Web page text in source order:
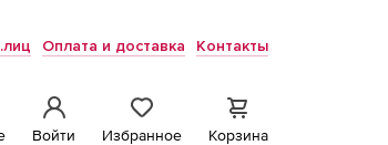
Оплата и доставка Контакты
Войти Избранное Корзина